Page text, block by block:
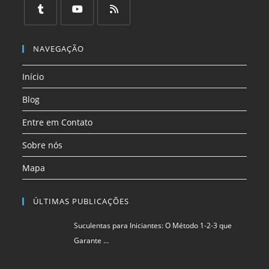
uma
aba
em
uma
aba
uma
em
nova
aba
em
aba
aba
NAVEGAÇÃO
Início
Blog
Entre em Contato
Sobre nós
Mapa
ÚLTIMAS PUBLICAÇÕES
Suculentas para Iniciantes: O Método 1-2-3 que
Garante …